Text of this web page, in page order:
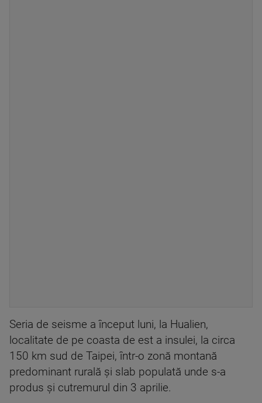
Seria de seisme a început luni, la Hualien,
localitate de pe coasta de est a insulei, la circa
150 km sud de Taipei, într-o zonă montană
predominant rurală şi slab populată unde s-a
produs şi cutremurul din 3 aprilie.